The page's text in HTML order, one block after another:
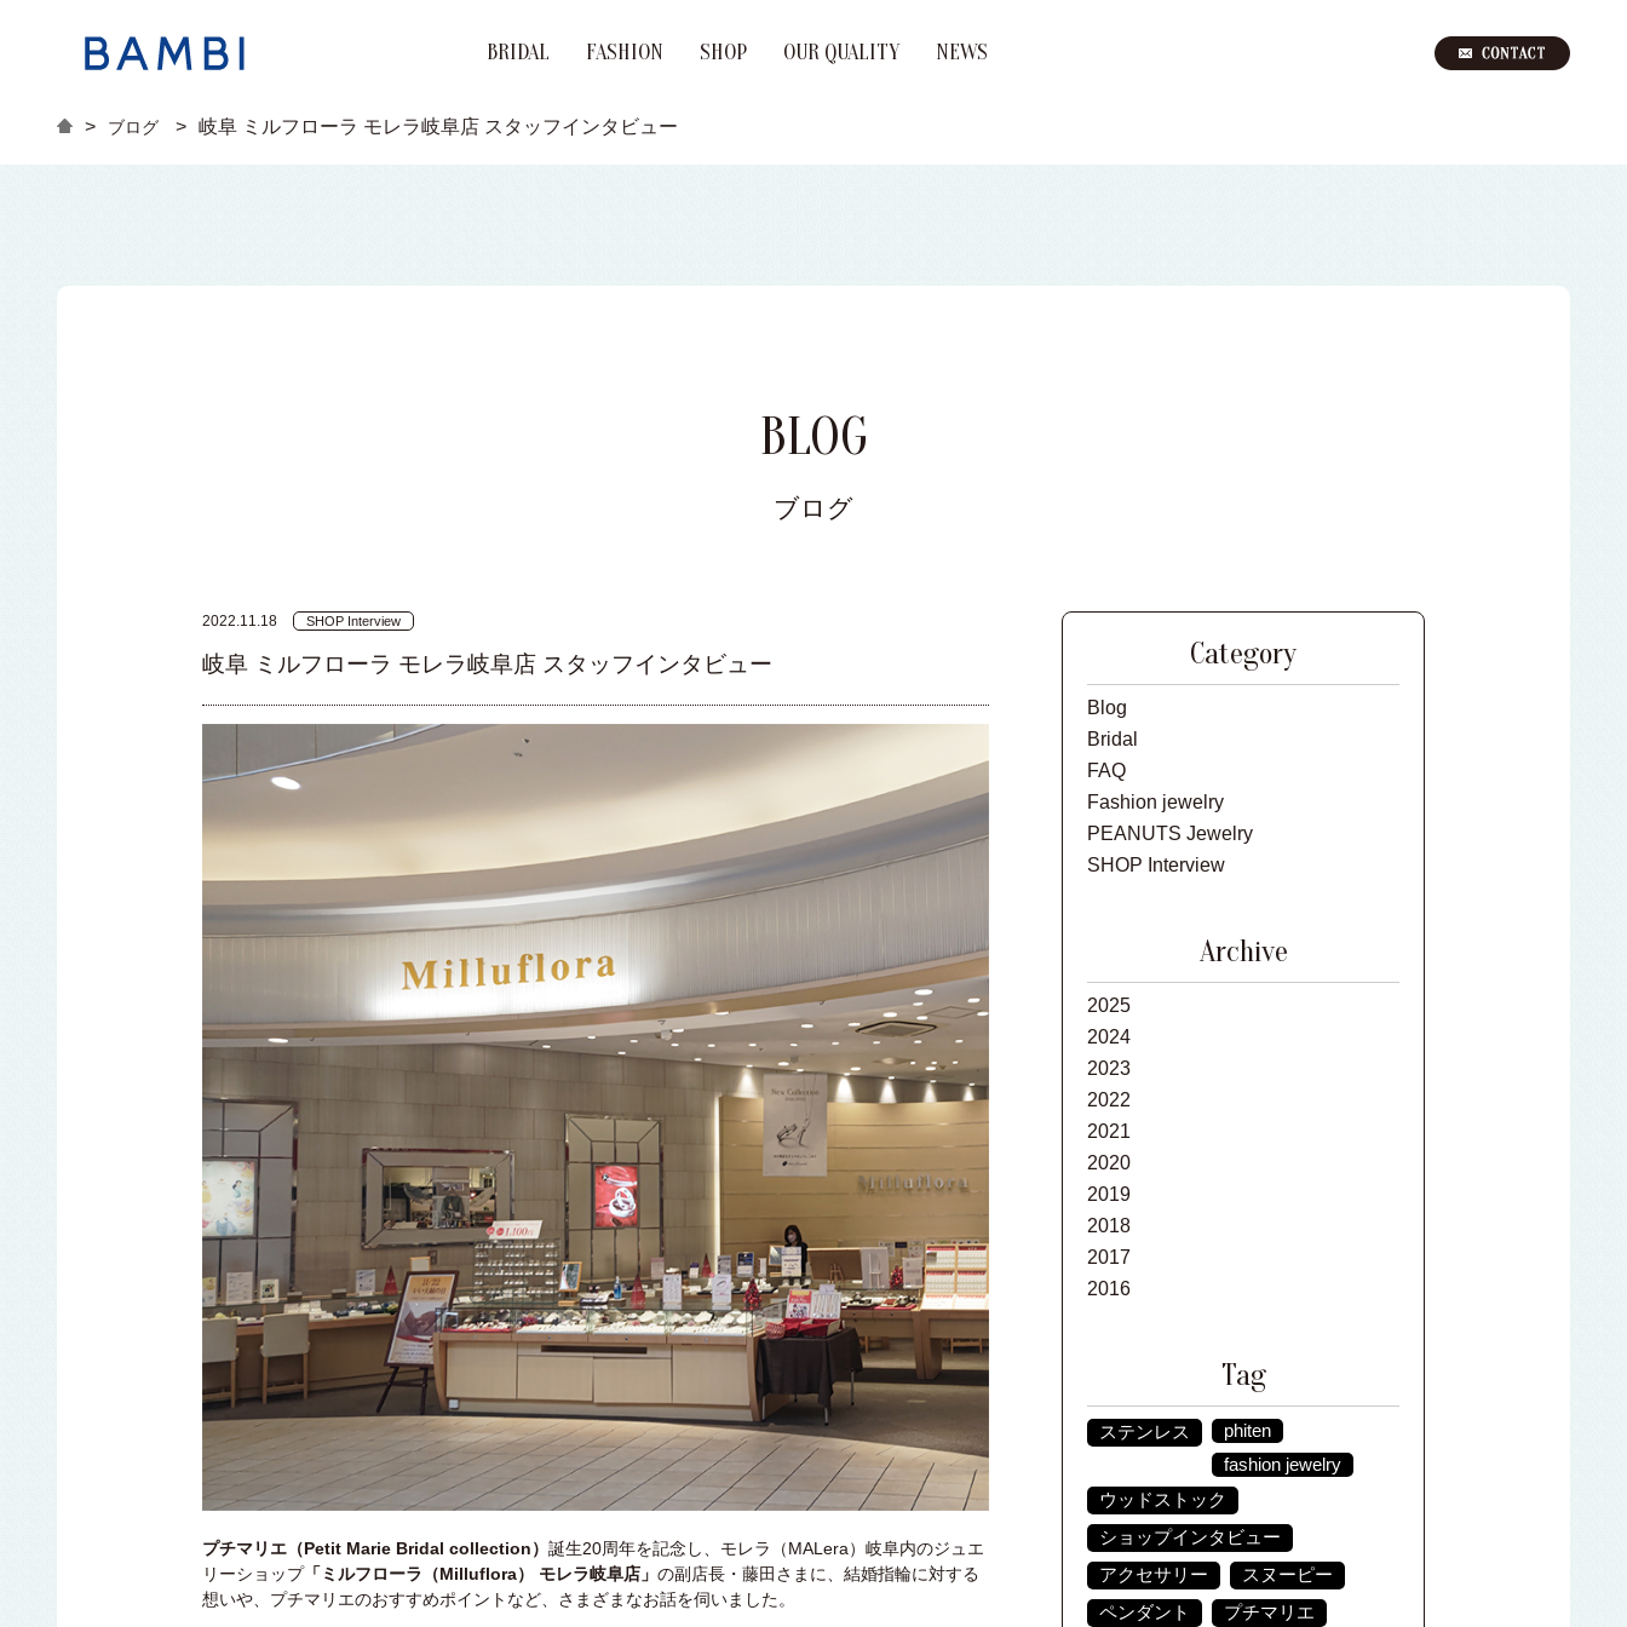
BRIDAL
FASHION
SHOP OUR QUALITY NEWS
> ブログ > 岐阜 ミルフローラ モレラ岐阜店 スタッフインタビュー
BLOG
ブログ
2022.11.18 SHOP Interview
岐阜 ミルフローラ モレラ岐阜店 スタッフインタビュー
プチマリエ（Petit Marie Bridal collection） 誕生20周年を記念し、モレラ（MALera）岐阜内のジュエ
リーショップ「ミルフローラ（Milluflora） モレラ岐阜店」 の副店長・藤田さまに、結婚指輪に対する
想いや、プチマリエのおすすめポイントなど、さまざまなお話を伺いました。
Category
Blog
Bridal
FAQ
Fashion jewelry
PEANUTS Jewelry
SHOP Interview
Archive
2025
2024
2023
2022
2021
2020
2019
2018
2017
2016
Tag
ステンレス
phiten
fashion jewelry
ウッドストック
ショップインタビュー
アクセサリー
スヌーピー
ペンダント
プチマリエ